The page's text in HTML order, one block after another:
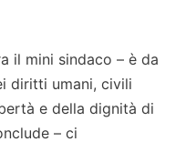
il mini sindaco – è da
diritti umani, civili
e della dignità di
– ci